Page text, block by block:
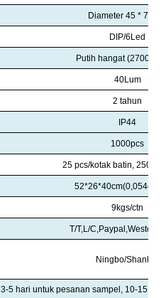
Diameter 45 *
DIP/6Led
Putih hangat (2700-
40Lum
2 tahun
IP44
1000pcs
25 pcs/kotak batin, 250
9kgs/ctn
T/T,L/C,Paypal,Western
Ningbo/Shanhai
3-5 hari untuk pesanan sampel, 10-15